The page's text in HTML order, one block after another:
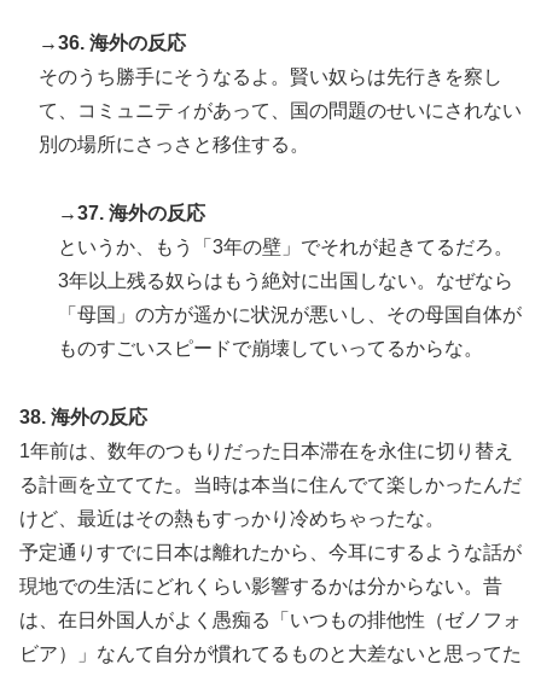
→36. 海外の反応
そのうち勝手にそうなるよ。賢い奴らは先行きを察し
て、コミュニティがあって、国の問題のせいにされない
別の場所にさっさと移住する。
→37. 海外の反応
というか、もう「3年の壁」でそれが起きてるだろ。
3年以上残る奴らはもう絶対に出国しない。なぜなら
「母国」の方が遥かに状況が悪いし、その母国自体が
ものすごいスピードで崩壊していってるからな。
38. 海外の反応
1年前は、数年のつもりだった日本滞在を永住に切り替え
る計画を立ててた。当時は本当に住んでて楽しかったんだ
けど、最近はその熱もすっかり冷めちゃったな。
予定通りすでに日本は離れたから、今耳にするような話が
現地での生活にどれくらい影響するかは分からない。昔
は、在日外国人がよく愚痴る「いつもの排他性（ゼノフォ
ビア）」なんて自分が慣れてるものと大差ないと思ってた